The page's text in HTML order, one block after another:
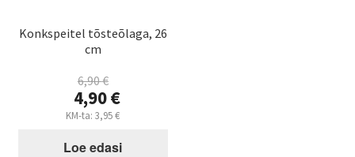
Konkspeitel tõsteõlaga, 26
cm
6,90€
Algne
hind
oli:
6,90 €.
4,90€
Praegune
on:
KM-ta:3,95€
Loe edasi